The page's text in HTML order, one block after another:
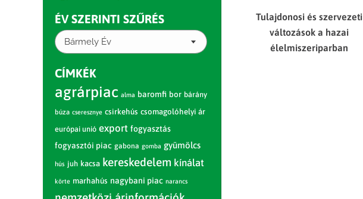
Tulajdonosi és szervezeti
változások a hazai
élelmiszeriparban
ÉV SZERINTI SZŰRÉS
Bármely Év
CÍMKÉK
agrárpiac alma baromfi bor bárány
búza cseresznye csirkehús csomagolóhelyi ár
európai unió export fogyasztás
fogyasztói piac gabona gomba gyümölcs
hús juh kacsa kereskedelem kínálat
körte marhahús nagybani piac narancs